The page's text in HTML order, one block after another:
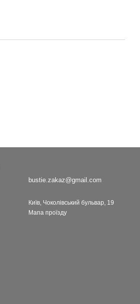
bustie.zakaz@gmail.com
Київ, Чоколівський бульвар, 19
Мапа проїзду